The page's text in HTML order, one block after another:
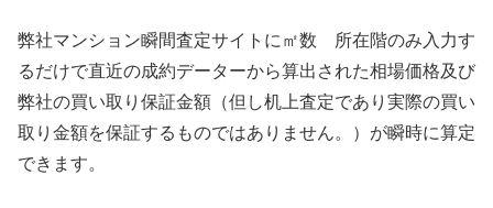
弊社マンション瞬間査定サイトに㎡数 所在階のみ入力す
るだけで直近の成約データーから算出された相場価格及び
弊社の買い取り保証金額（但し机上査定であり実際の買い
取り金額を保証するものではありません。）が瞬時に算定
できます。